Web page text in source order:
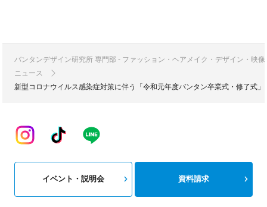
バンタンデザイン研究所 専門部 - ファッション・ヘアメイク・デザイン・映
ニュース
新型コロナウイルス感染症対策に伴う「令和元年度バンタン卒業式・修了式
イベント・説明会 資料請求